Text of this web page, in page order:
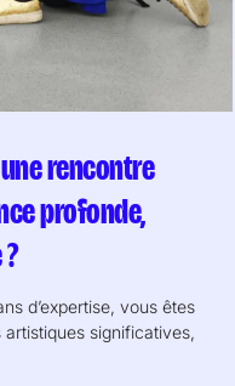
rencontre
profonde,
d’expertise, vous êtes
significatives,